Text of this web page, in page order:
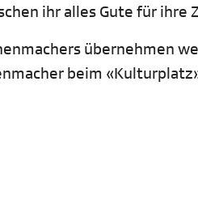
ihr alles Gute für ihre
übernehmen
beim